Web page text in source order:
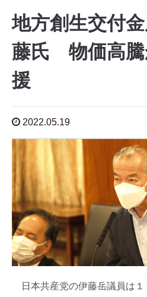
地方創生交付
藤氏 物価高騰
援
2022.05.19
日本共産党の伊藤岳議員は１